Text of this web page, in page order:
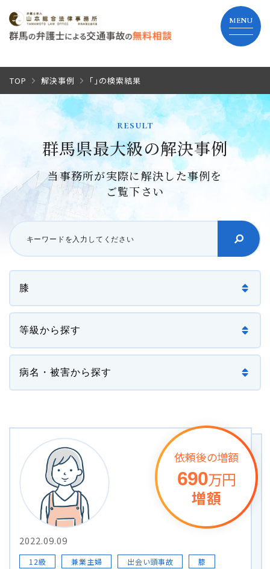
TOP
当事務所の特長
弁護士費用
解決までの流れ
過失割合・過失相殺
後遺障害の逸失利益
介護費用
主婦の休業損害
交通事故が労災になったときの対応方法
自転車の交通事故
TOP 解決事例 「」の検索結果
result
群馬県最大級の解決事例
当事務所が実際に解決した事例を
ご覧下さい
2022.09.09
12級 兼業主婦 出会い頭事故
膝
依頼後の増額
690万円
増額